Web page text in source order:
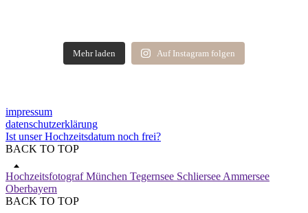
Mehr laden Auf Instagram folgen
impressum
datenschutzerklärung
Ist unser Hochzeitsdatum noch frei?
BACK TO TOP
Hochzeitsfotograf München Tegernsee Schliersee Ammersee
Oberbayern
BACK TO TOP